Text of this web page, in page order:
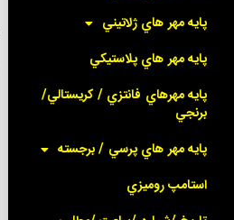
پايه مهر هاي ژلاتيني
پايه مهر هاي پلاستيکي
پايه مهرهاي فانتزي / کريستالي/
برنجي
پايه مهر هاي پرسي / برجسته
استامپ روميزي